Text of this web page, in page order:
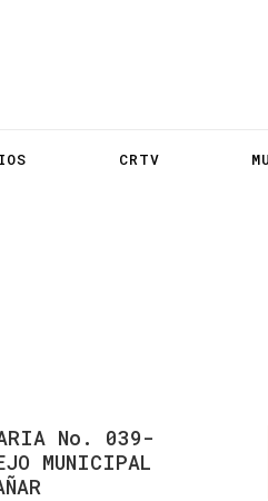
CRTV
No.
039-
MUNICIPAL